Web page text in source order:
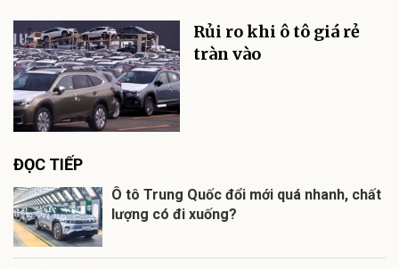
Rủi ro khi ô tô giá rẻ
tràn vào
ĐỌC TIẾP
Ô tô Trung Quốc đổi mới quá nhanh, chất
lượng có đi xuống?